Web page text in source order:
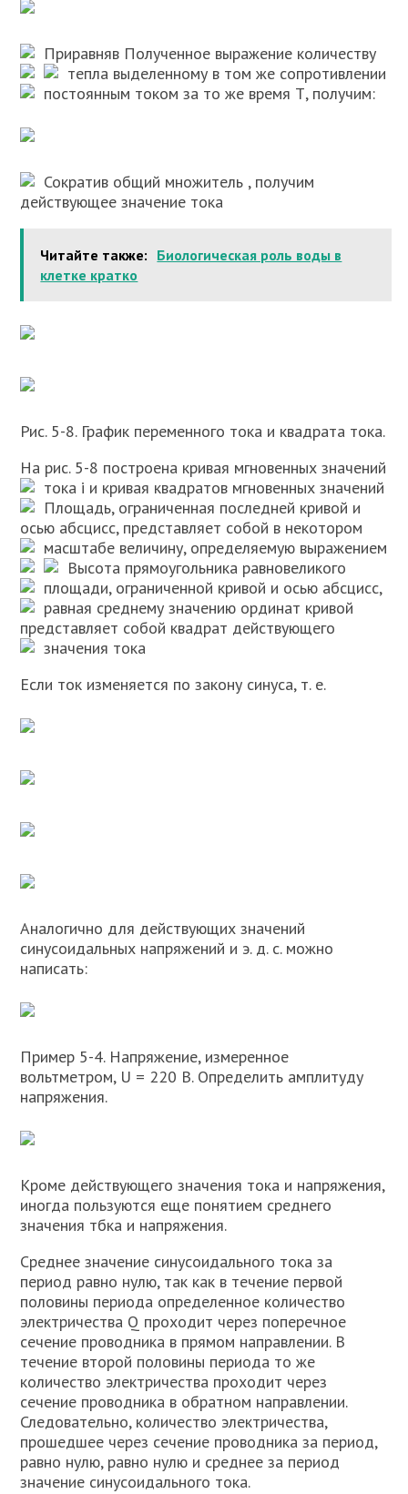
Приравняв Полученное выражение количеству
тепла выделенному в том же сопротивлении
постоянным токомза то же время Т, получим:
Сократив общий множитель , получим
действующее значение тока
Читайте также: Биологическая роль воды в
клетке кратко
Рис. 5-8. График переменного тока и квадрата тока.
На рис. 5-8 построена кривая мгновенных значений
тока i и кривая квадратов мгновенных значений
Площадь, ограниченная последней кривой и
осью абсцисс, представляет собой в некотором
масштабе величину, определяемую выражением
Высота прямоугольника равновеликого
площади, ограниченной кривой и осью абсцисс,
равная среднему значению ординат кривой
представляет собой квадрат действующего
значения тока
Если ток изменяется по закону синуса, т. е.
Аналогично для действующих значений
синусоидальных напряжений и э. д. с. можно
написать:
Пример 5-4. Напряжение, измеренное
вольтметром, U = 220 В. Определить амплитуду
напряжения.
Кроме действующего значения тока и напряжения,
иногда пользуются еще понятием среднего
значения тбка и напряжения.
Среднее значение синусоидального тока за
период равно нулю, так как в течение первой
половины периода определенное количество
электричества Q проходит через поперечное
сечение проводника в прямом направлении. В
течение второй половины периода то же
количество электричества проходит через
сечение проводника в обратном направлении.
Следовательно, количество электричества,
прошедшее через сечение проводника за период,
равно нулю, равно нулю и среднее за период
значение синусоидального тока.